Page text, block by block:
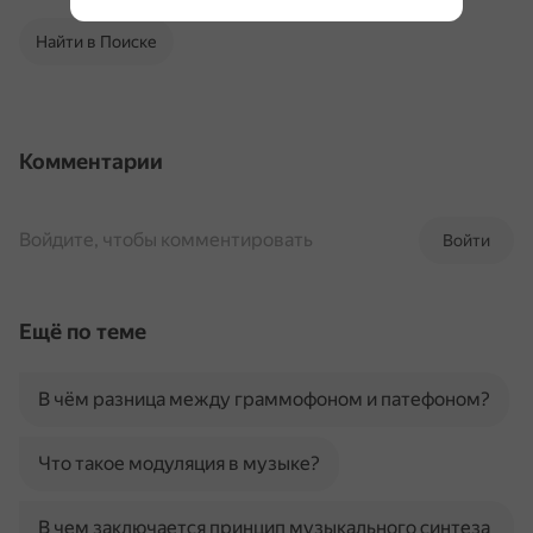
Найти в Поиске
Комментарии
Войти
Войдите, чтобы комментировать
Ещё по теме
В чём разница между граммофоном и патефоном?
Что такое модуляция в музыке?
В чем заключается принцип музыкального синтеза